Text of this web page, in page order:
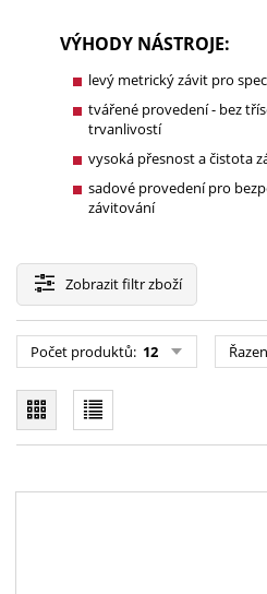
VÝHODY NÁSTROJE:
levý metrický závit pro
tvářené provedení - bez
trvanlivostí
vysoká přesnost a čistota
sadové provedení pro
závitování
Zobrazitfiltr zboží
Počet produktů: 12